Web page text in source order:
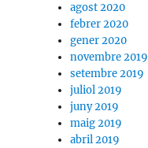
agost 2020
febrer 2020
gener 2020
novembre 2019
setembre 2019
juliol 2019
juny 2019
maig 2019
abril 2019